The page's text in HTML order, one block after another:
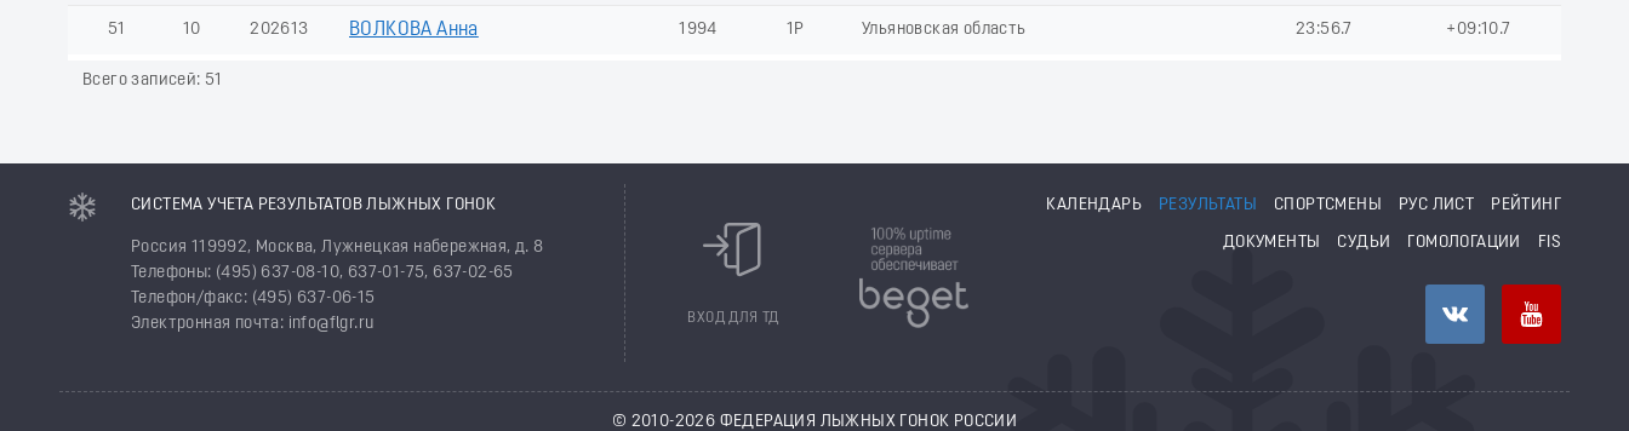
51 10 202613 ВОЛКОВА Анна 1994 1Р Ульяновская область 23:56.7 +09:10.7
Всего записей: 51
СИСТЕМА УЧЕТА РЕЗУЛЬТАТОВ ЛЫЖНЫХ ГОНОК
Россия 119992, Москва, Лужнецкая набережная, д. 8
Телефоны: (495) 637-08-10, 637-01-75, 637-02-65
Телефон/факс: (495) 637-06-15
Электронная почта: info@flgr.ru
ВХОД ДЛЯ ТД
КАЛЕНДАРЬ РЕЗУЛЬТАТЫ СПОРТСМЕНЫ РУС ЛИСТ РЕЙТИНГ
ДОКУМЕНТЫ СУДЬИ ГОМОЛОГАЦИИ FIS
© 2010-2026 ФЕДЕРАЦИЯ ЛЫЖНЫХ ГОНОК РОССИИ